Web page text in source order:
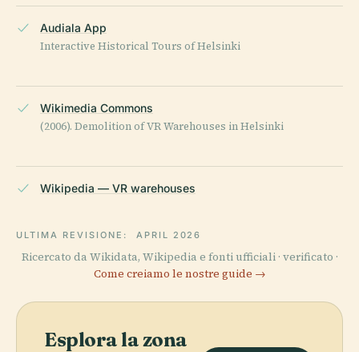
Audiala App
Interactive Historical Tours of Helsinki
Wikimedia Commons
(2006). Demolition of VR Warehouses in Helsinki
Wikipedia — VR warehouses
ULTIMA REVISIONE: APRIL 2026
Ricercato da Wikidata, Wikipedia e fonti ufficiali · verificato ·
Come creiamo le nostre guide →
Esplora la zona